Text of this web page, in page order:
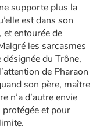
supporte plus la
est dans son
et entourée de
les sarcasmes
du Trône,
de Pharaon
son père, maître
n’a d’autre envie
et pour